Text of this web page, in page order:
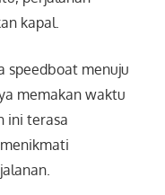
kapal.
speedboat menuju
memakan waktu
ini terasa